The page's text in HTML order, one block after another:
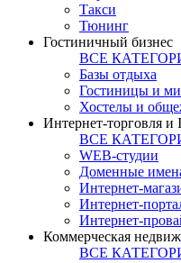
Такси
Тюнинг
Гостиничный бизнес
ВСЕ
Базы отдыха
Гостиницы и
Хостелы и
Интернет-торговля и
ВСЕ
WEB-студии
Доменные
Интернет-
Интернет-
Интернет-
Коммерческая
ВСЕ